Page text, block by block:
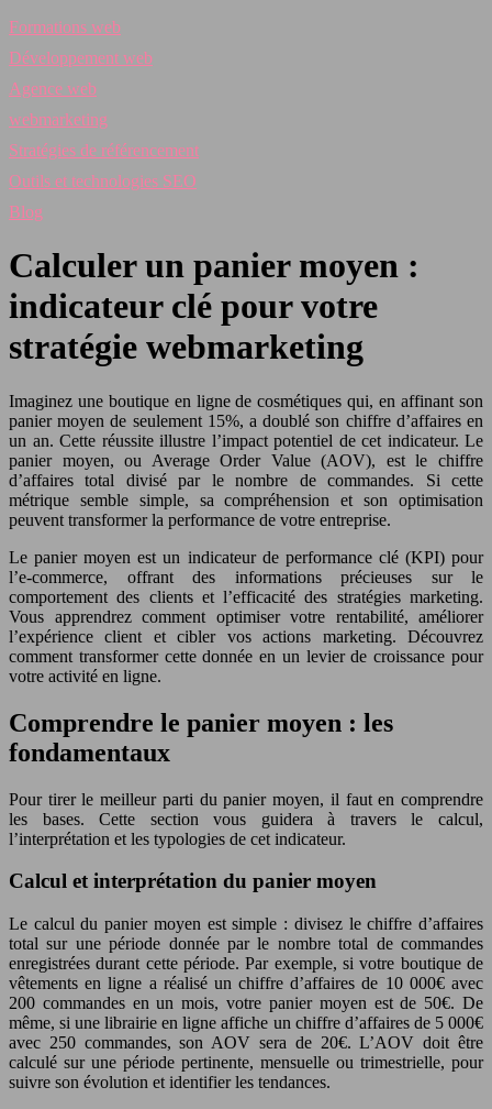
Formations web
Développement web
Agence web
webmarketing
Stratégies de référencement
Outils et technologies SEO
Blog
Calculer un panier moyen :
indicateur clé pour votre
stratégie webmarketing
Imaginez une boutique en ligne de cosmétiques qui, en affinant son
panier moyen de seulement 15%, a doublé son chiffre d’affaires en
un an. Cette réussite illustre l’impact potentiel de cet indicateur. Le
panier moyen, ou Average Order Value (AOV), est le chiffre
d’affaires total divisé par le nombre de commandes. Si cette
métrique semble simple, sa compréhension et son optimisation
peuvent transformer la performance de votre entreprise.
Le panier moyen est un indicateur de performance clé (KPI) pour
l’e-commerce, offrant des informations précieuses sur le
comportement des clients et l’efficacité des stratégies marketing.
Vous apprendrez comment optimiser votre rentabilité, améliorer
l’expérience client et cibler vos actions marketing. Découvrez
comment transformer cette donnée en un levier de croissance pour
votre activité en ligne.
Comprendre le panier moyen : les
fondamentaux
Pour tirer le meilleur parti du panier moyen, il faut en comprendre
les bases. Cette section vous guidera à travers le calcul,
l’interprétation et les typologies de cet indicateur.
Calcul et interprétation du panier moyen
Le calcul du panier moyen est simple : divisez le chiffre d’affaires
total sur une période donnée par le nombre total de commandes
enregistrées durant cette période. Par exemple, si votre boutique de
vêtements en ligne a réalisé un chiffre d’affaires de 10 000€ avec
200 commandes en un mois, votre panier moyen est de 50€. De
même, si une librairie en ligne affiche un chiffre d’affaires de 5 000€
avec 250 commandes, son AOV sera de 20€. L’AOV doit être
calculé sur une période pertinente, mensuelle ou trimestrielle, pour
suivre son évolution et identifier les tendances.